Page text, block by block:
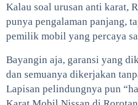
Kalau soal urusan anti karat,
punya pengalaman panjang,
pemilik mobil yang percaya
Bayangin aja, garansi yang
dan semuanya dikerjakan
Lapisan pelindungnya pun